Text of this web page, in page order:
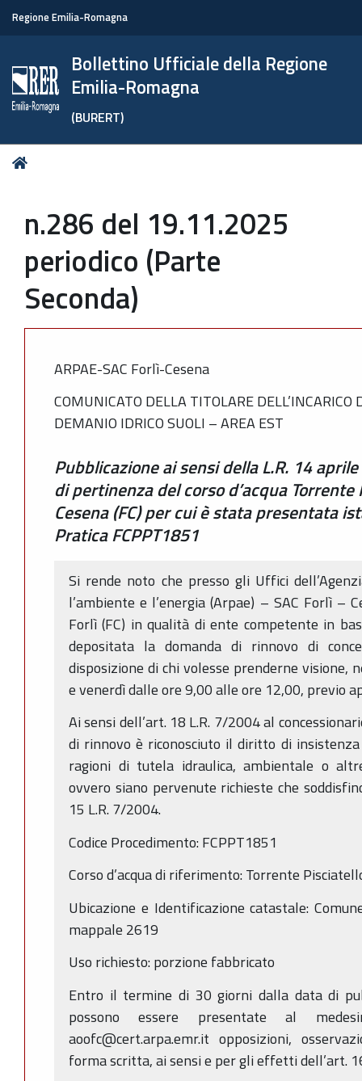
Regione Emilia-Romagna
Bollettino Ufficiale della Regione
Emilia-Romagna
(BURERT)
Tu
n.286 del 19.11.2025
periodico (Parte
Seconda)
ARPAE-SAC Forlì-Cesena
COMUNICATO DELLA TITOLARE
DEMANIO IDRICO SUOLI – AREA EST
Pubblicazione ai sensi della L.R. 14
di pertinenza del corso d’acqua
Cesena (FC) per cui è stata presentata
Pratica FCPPT1851
Si rende noto che presso gli Uffici
l’ambiente e l’energia (Arpae) – SAC Forlì –
Forlì (FC) in qualità di ente competente in
depositata la domanda di rinnovo di
disposizione di chi volesse prenderne visione,
e venerdì dalle ore 9,00 alle ore 12,00, previo
Ai sensi dell’art. 18 L.R. 7/2004 al
di rinnovo è riconosciuto il diritto di
ragioni di tutela idraulica, ambientale o
ovvero siano pervenute richieste che
15 L.R. 7/2004.
Codice Procedimento: FCPPT1851
Corso d’acqua di riferimento: Torrente
Ubicazione e Identificazione catastale:
mappale 2619
Uso richiesto: porzione fabbricato
Entro il termine di 30 giorni dalla data di
possono essere presentate al
aoofc@cert.arpa.emr.it opposizioni,
forma scritta, ai sensi e per gli effetti dell’art.